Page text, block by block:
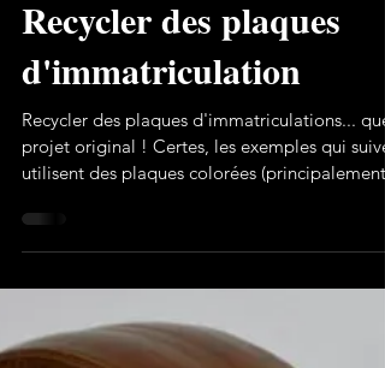
2 min de lecture
Recycler des plaques
d'immatriculation
Recycler des plaques d'immatriculations... quel
américaines). Mais rien de nous empêche, en
France, d'en faire autant avec nos plaques